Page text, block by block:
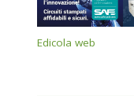
Edicola web